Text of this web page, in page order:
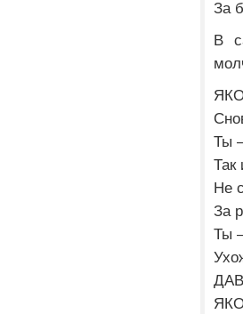
За
В
Ты
Так
Не
За
Ты